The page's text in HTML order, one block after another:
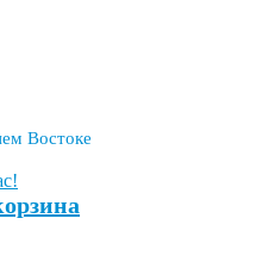
Востоке